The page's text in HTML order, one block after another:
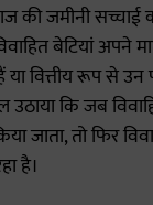
जमीनी सच्चाई
बेटियां अपने
वित्तीय रूप से उन
कि जब
जाता, तो फिर
है।